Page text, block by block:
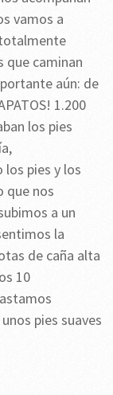
vamos a
caminan
aún: de
1.200
los pies
pies y los
que nos
a un
la
de caña alta
10
pies suaves